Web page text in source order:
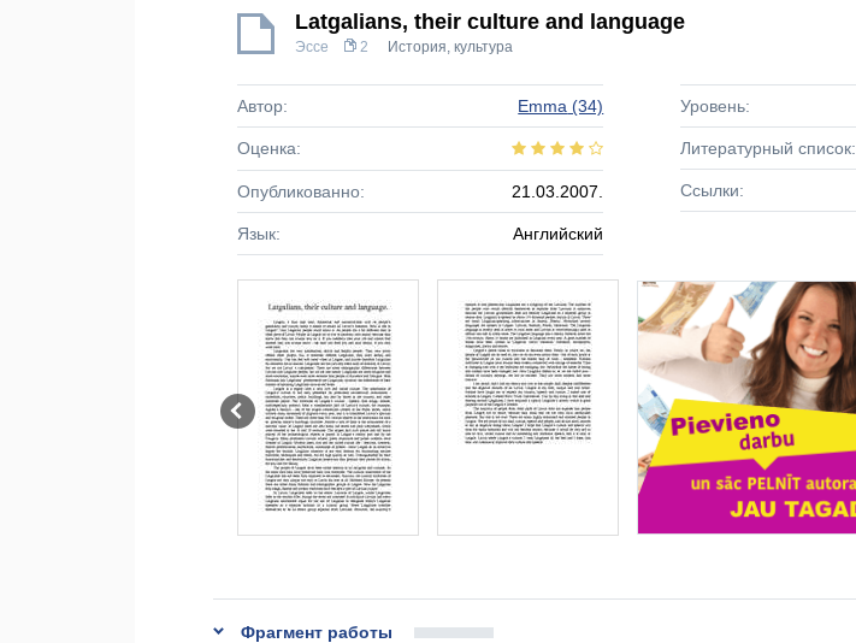
Latgalians, their culture and language
Эссе 2 История, культура
Автор: Emma (34)
Оценка:
Опубликованно: 21.03.2007.
Язык: Английский
Уровень:
Литературный список:
Ссылки:
Фрагмент работы